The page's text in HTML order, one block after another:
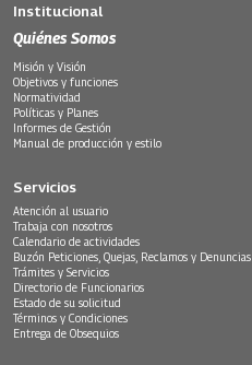
Institucional
Quiénes Somos
Misión y Visión
Objetivos y funciones
Normatividad
Políticas y Planes
Informes de Gestión
Manual de producción y estilo
Servicios
Atención al usuario
Trabaja con nosotros
Calendario de actividades
Buzón Peticiones, Quejas, Reclamos y Denuncias
Trámites y Servicios
Directorio de Funcionarios
Estado de su solicitud
Términos y Condiciones
Entrega de Obsequios